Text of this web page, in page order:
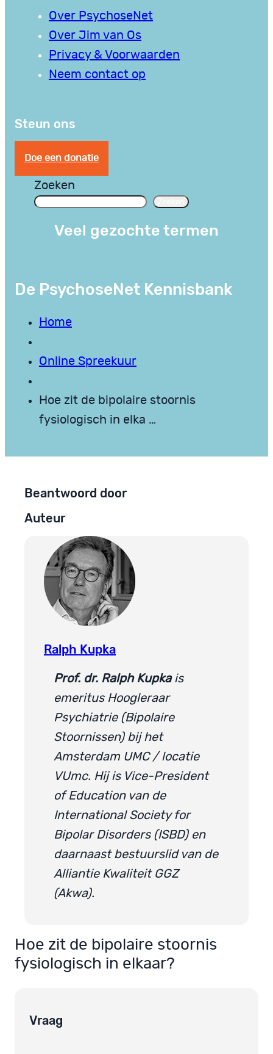
Over PsychoseNet
Over Jim van Os
Privacy & Voorwaarden
Neem contact op
Steun ons
Doe een donatie
Zoeken
Veel gezochte termen
De PsychoseNet Kennisbank
Home
Online Spreekuur
Hoe zit de bipolaire stoornis
fysiologisch in elka …
Beantwoord door
Auteur
Ralph Kupka
Prof. dr. Ralph Kupkais
emeritus Hoogleraar
Psychiatrie (Bipolaire
Stoornissen) bij het
Amsterdam UMC / locatie
VUmc. Hij is Vice-President
of Education van de
International Society for
Bipolar Disorders (ISBD) en
daarnaast bestuurslid van de
Alliantie Kwaliteit GGZ
(Akwa).
Hoe zit de bipolaire stoornis
fysiologisch in elkaar?
Vraag